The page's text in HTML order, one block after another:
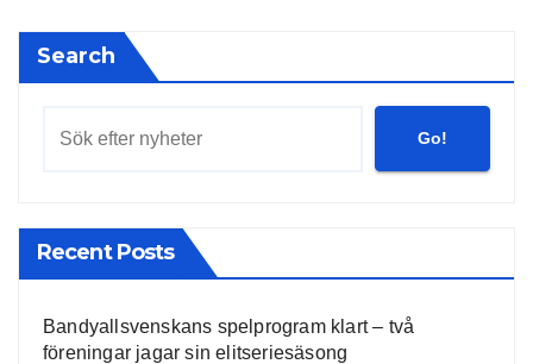
Search
Go!
Recent Posts
Bandyallsvenskans spelprogram klart – två
föreningar jagar sin elitseriesäsong